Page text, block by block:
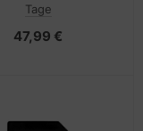
SD - Secure Digital
Tage
47,99 €